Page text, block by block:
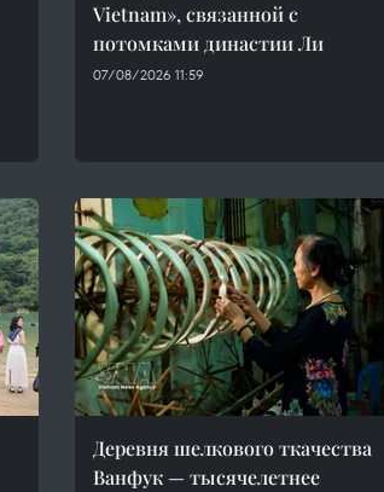
Vietnam», связанной с
потомками династии Ли
07/08/2026 11:59
Деревня шелкового ткачества
Ванфук — тысячелетнее